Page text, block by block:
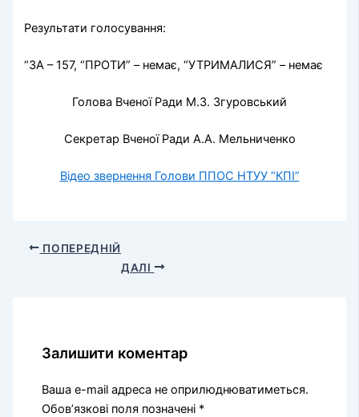
Результати голосування:
“ЗА – 157, “ПРОТИ” – немає, “УТРИМАЛИСЯ” – немає
Голова Вченої Ради М.З. Згуровський
Секретар Вченої Ради А.А. Мельниченко
Відео звернення Голови ППОС НТУУ “КПІ”
ПОПЕРЕДНІЙ
ДАЛІ
Залишити коментар
Ваша e-mail адреса не оприлюднюватиметься.
Обов’язкові поля позначені *